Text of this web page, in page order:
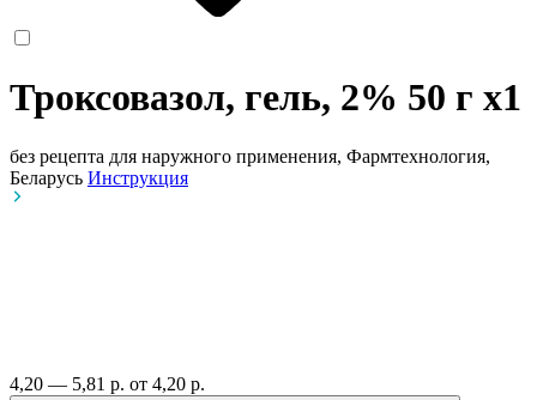
Троксовазол, гель, 2% 50 г x1
без рецепта для наружного применения, Фармтехнология,
Беларусь Инструкция
4,20 — 5,81 р. от 4,20 р.